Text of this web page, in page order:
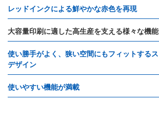
レッドインクによる鮮やかな赤色を再現
大容量印刷に適した高生産を支える様々な機能
使い勝手がよく、狭い空間にもフィットする
デザイン
使いやすい機能が満載